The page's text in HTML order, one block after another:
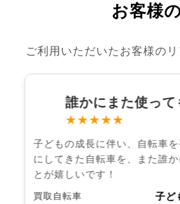
お客様
ご利用いただいたお客様の
誰かにまた使って
★★★★★
子どもの成長に伴い、自転車
にしてきた自転車を、また誰
とが嬉しいです！
買取自転車 子ど